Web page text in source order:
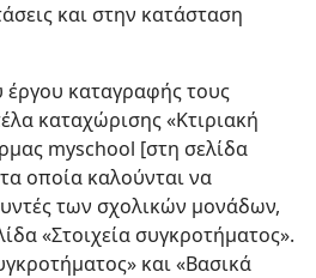
και στην κατάσταση
καταγραφής τους
καταχώρισης «Κτιριακή
myschool [στη σελίδα
οποία καλούνται να
των σχολικών μονάδων,
«Στοιχεία συγκροτήματος».
και «Βασικά